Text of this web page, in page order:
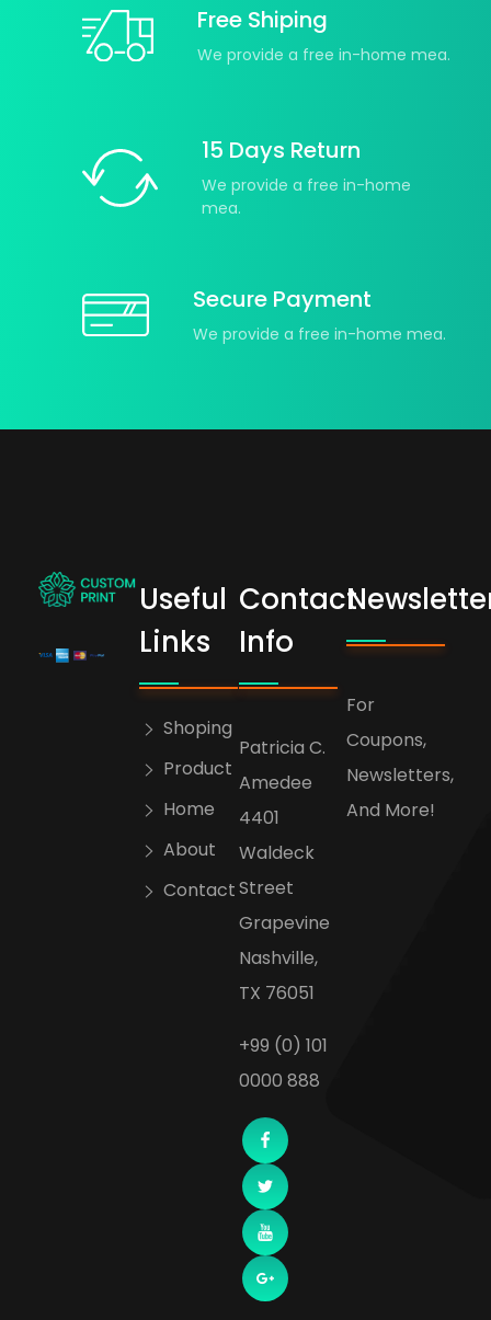
Free Shiping
We provide a free in-home mea.
15 Days Return
We provide a free in-home
mea.
Secure Payment
We provide a free in-home mea.
Useful
Links
Shoping
Product
Home
About
Contact
Contact
Info
Patricia C.
Amedee
4401
Waldeck
Street
Grapevine
Nashville,
TX 76051
+99 (0) 101
0000 888
For
Coupons,
Newsletters,
And More!